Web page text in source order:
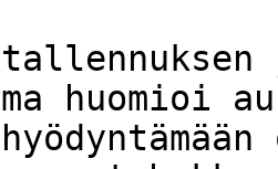
huomioi